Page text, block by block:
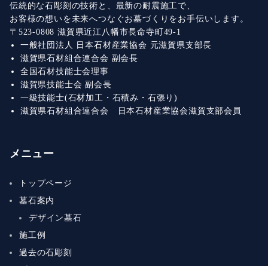
伝統的な石彫刻の技術と、最新の耐震施工で、
お客様の想いを未来へつなぐお墓づくりをお手伝いします。
〒523-0808 滋賀県近江八幡市長命寺町49-1
一般社団法人 日本石材産業協会 元滋賀県支部長
滋賀県石材組合連合会 副会長
全国石材技能士会理事
滋賀県技能士会 副会長
一級技能士(石材加工・石積み・石張り)
滋賀県石材組合連合会 日本石材産業協会滋賀支部会員
メニュー
トップページ
墓石案内
デザイン墓石
施工例
過去の石彫刻